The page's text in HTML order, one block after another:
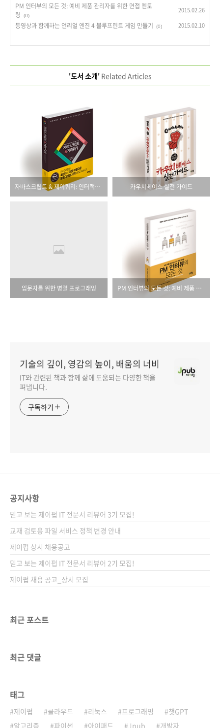
PM 인터뷰의 모든 것: 예비 제품 관리자를 위한 면접 멘토
링
(0)
2015.02.26
동영상과 함께하는 언리얼 엔진 4 블루프린트 게임 만들기 (0) 2015.02.10
'도서 소개'Related Articles
자바스크립트 & 제이쿼리: 인터랙티브 프론트엔드 웹 개발 교과서 카우치베이스 실전 가이드
입문자를 위한 병렬 프로그래밍 PM 인터뷰의 모든 것: 예비 제품 관리자를 위한 면접 멘토링
기술의 깊이, 영감의 높이, 배움의 너비
IT와 관련된 책과 함께 삶에 도움되는 다양한 책을
펴냅니다.
구독하기
공지사항
믿고 보는 제이펍 IT 전문서 리뷰어 3기 모집!
교재 검토용 파일 서비스 정책 변경 안내
제이펍 상시 채용공고
믿고 보는 제이펍 IT 전문서 리뷰어 2기 모집!
제이펍 채용 공고_상시 모집
최근 포스트
최근 댓글
태그
제이펍 클라우드 리눅스 프로그래밍
챗GPT
알고리즘
파이썬 아이패드 Jpub 개발자